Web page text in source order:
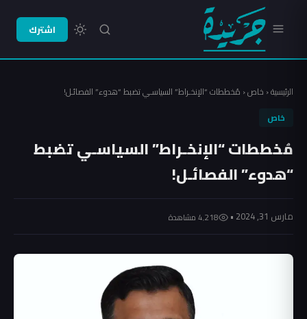
اشترك
الرئيسية‹ خاص‹ مُخططات “الإنخـراط” السياسـي تضبط “هدوء” الفصائـل!
خاص
مُخططات “الإنخـراط” السياسـي تضبط
“هدوء” الفصائـل!
مارس 31, 2024 • 4٬218 مشاهدة